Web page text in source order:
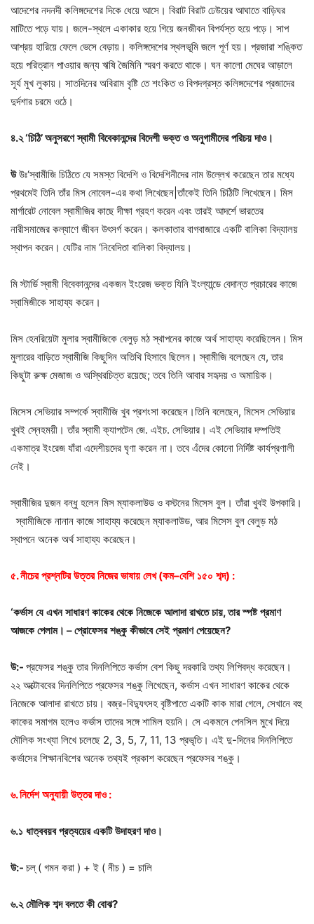
আদেশের নদনদী কলিঙ্গদেশের দিকে ধেয়ে আসে। বিরাট বিরাট ঢেউয়ের আঘাতে বাড়িঘর
মাটিতে পড়ে যায়। জলে-স্থলে একাকার হয়ে গিয়ে জনজীবন বিপর্যস্ত হয়ে পড়ে। সাপ
আশ্রয় হারিয়ে ফেলে ভেসে বেড়ায়। কলিঙ্গদেশের স্থলভূমি জলে পূর্ণ হয়। প্রজারা শঙ্কিত
হয়ে পরিত্রান পাওয়ার জন্য ঋষি জৈমিনি স্মরণ করতে থাকে। ঘন কালো মেঘের আড়ালে
সূর্য মুখ লুকায়। সাতদিনের অবিরাম বৃষ্টি তে শংকিত ও বিপদগ্রস্ত কলিঙ্গদেশের প্রজাদের
দুর্দশার চরমে ওঠে।
৪.২‘চিঠি’অনুসরণে স্বামী বিবেকানন্দের বিদেশী ভক্ত ও অনুগামীদের পরিচয় দাও।
উউঃ‘স্বামীজি চিঠিতে যে সমস্ত বিদেশি ও বিদেশিনীদের নাম উল্লেখ করেছেন তার মধ্যে
প্রথমেই তিনি তাঁর মিস নোবেল-এর কথা লিখেছেন|তাঁকেই তিনি চিঠিটি লিখেছেন। মিস
মার্গারেট নোবেল স্বামীজির কাছে দীক্ষা গ্রহণ করেন এবং তারই আদর্শে ভারতের
নারীসমাজের কল্যাণে জীবন উৎসর্গ করেন। কলকাতার বাগবাজারে একটি বালিকা বিদ্যালয়
স্থাপন করেন। যেটির নাম ‘নিবেদিতা বালিকা বিদ্যালয়।
মি স্টার্ডি স্বামী বিবেকানন্দের একজন ইংরেজ ভক্ত যিনি ইংল্যান্ডে বেদান্ত প্রচারের কাজে
স্বামিজীকে সাহায্য করেন।
মিস হেনরিয়েটা মুলার স্বামীজিকে বেলুড় মঠ স্থাপনের কাজে অর্থ সাহায্য করেছিলেন। মিস
মুলারের বাড়িতে স্বামীজি কিছুদিন অতিথি হিসাবে ছিলেন। স্বামীজি বলেছেন যে, তার
কিছুটা রুক্ষ মেজাজ ও অস্থিরচিত্ত রয়েছে; তবে তিনি আবার সহৃদয় ও অমায়িক।
মিসেস সেভিয়ার সম্পর্কে স্বামীজি খুব প্রশংসা করেছেন।তিনি বলেছেন, মিসেস সেভিয়ার
খুবই স্নেহময়ী। তাঁর স্বামী ক্যাপটেন জে. এইচ. সেভিয়ার। এই সেভিয়ার দম্পতিই
একমাত্র ইংরেজ যাঁরা এদেশীয়দের ঘৃণা করেন না। তবে এঁদের কোনো নির্দিষ্ট কার্যপ্রণালী
নেই।
স্বামীজির দুজন বন্ধু হলেন মিস ম্যাকলাউড ও বস্টনের মিসেস বুল। তাঁরা খুবই উপকারি।
স্বামীজিকে নানান কাজে সাহায্য করেছেন ম্যাকলাউড, আর মিসেস বুল বেলুড় মঠ
স্থাপনে অনেক অর্থ সাহায্য করেছেন।
৫.নীচের প্রশ্নটির উত্তর নিজের ভাষায় লেখ(কম–বেশি ১৫০ শব্দ) :
‘কর্ভাস যে এখন সাধারণ কাকের থেকে নিজেকে আলাদা রাখতে চায়,তার স্পষ্ট প্রমাণ
আজকে পেলাম। –প্রোফেসর শঙ্কু কীভাবে সেই প্রমাণ পেয়েছেন?
উ:- প্রফেসর শঙ্কু তার দিনলিপিতে কর্ভাস বেশ কিছু দরকারি তথ্য লিপিবদ্ধ করেছেন।
২২ অক্টোববের দিনলিপিতে প্রফেসর শঙ্কু লিখেছেন, কর্ভাস এখন সাধারণ কাকের থেকে
নিজেকে আলাদা রাখতে চায়। বজ্র-বিদ্যুৎসহ বৃষ্টিপাতে একটি কাক মারা গেলে, সেখানে বহু
কাকের সমাগম হলেও কর্ভাস তাদের সঙ্গে শামিল হয়নি। সে একমনে পেনসিল মুখে দিয়ে
মৌলিক সংখ্যা লিখে চলেছে 2, 3, 5, 7, 11, 13 প্রভৃতি। এই দু-দিনের দিনলিপিতে
কর্ভাসের শিক্ষানবিশের অনেক তথ্যই প্রকাশ করেছেন প্রফেসর শঙ্কু।
৬.নির্দেশ অনুযায়ী উত্তর দাও:
৬.১ ধাত্ববয়ব প্রত্যয়ের একটি উদাহরণ দাও।
উ:- চল্ ( গমন করা ) + ই ( নীচ ) = চালি
৬.২ মৌলিক শব্দ বলতে কী বোঝ?